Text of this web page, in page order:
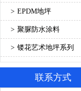
> EPDM地坪
> 聚脲防水涂料
> 镂花艺术地坪系列
联系方式